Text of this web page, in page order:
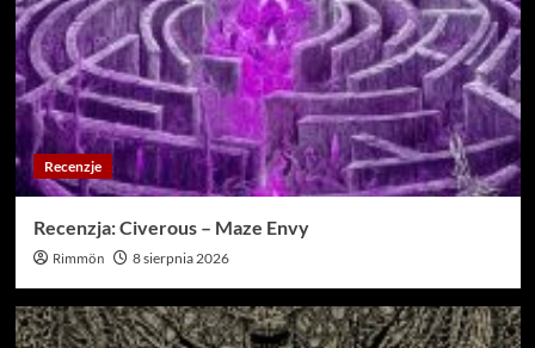
Recenzje
Recenzja: Civerous – Maze Envy
Rimmön 8 sierpnia 2026